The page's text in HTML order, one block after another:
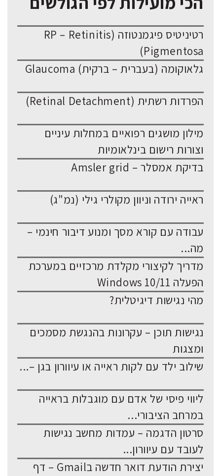
רטיניטיס פיגמנטוזה (RP – Retinitis
Pigmentosa)
גלאוקומה (בעברית – ברקית) Glaucoma
הפרדות רשתית (Retinal Detachment)
מילון מושגים רפואיים במחלות עיניים
וצורות רישום בינלאומיות
בדיקת אמסלר – Amsler grid
ראייה ירודה וניוון מקולרי גילי (נמ"ג)
עבודה עם קורא מסך ומנוע דיבור חינמי –
מה...
מדריך לקיצורי מקלדת מרכזיים במערכת
הפעלה Windows 10/11
מהי נגישות דיגיטלית?
נגישות תוכן – עקרונות בהנגשת מסמכים
ומצגות
שילוב ילד עם לקות ראייה או עיוורון בגן –...
ליווי פיסי של אדם עם מוגבלות בראייה
במרחב הציבורי...
סרטון הדגמה – עמדות מחשב נגישות
לעובד עם עיוורון...
יצירת הודעת דואר חדשה בGmail – דף